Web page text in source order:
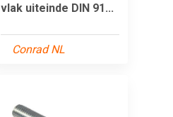
vlak uiteinde DIN 91...
Conrad NL